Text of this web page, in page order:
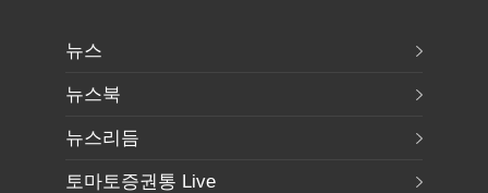
뉴스
뉴스북
뉴스리듬
토마토증권통 Live